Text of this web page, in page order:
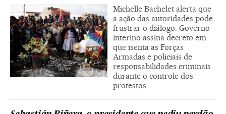
Michelle Bachelet alerta que
a ação das autoridades pode
frustrar o diálogo. Governo
interino assina decreto em
que isenta as Forças
Armadas e policiais de
responsabilidades criminais
durante o controle dos
protestos